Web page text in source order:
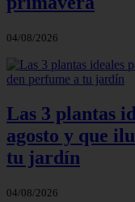
04/08/2026
Las 3 plantas
agosto y que
tu jardín
04/08/2026